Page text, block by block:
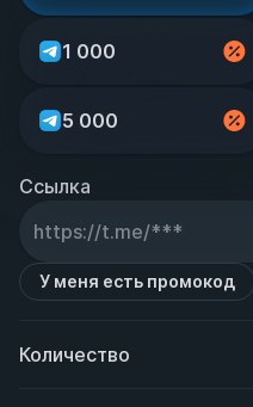
1 000
5 000
Ссылка
У меня есть промокод
Количество